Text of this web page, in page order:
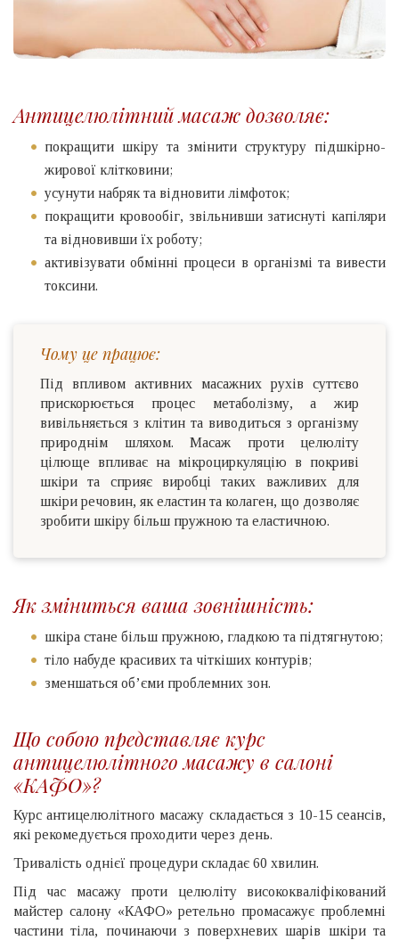
Антицелюлітний масаж дозволяє:
покращити шкіру та змінити структуру підшкірно-
жирової клітковини;
усунути набряк та відновити лімфоток;
покращити кровообіг, звільнивши затиснуті капіляри
та відновивши їх роботу;
активізувати обмінні процеси в організмі та вивести
токсини.
Чому це працює:
Під впливом активних масажних рухів суттєво
прискорюється процес метаболізму, а жир
вивільняється з клітин та виводиться з організму
природнім шляхом. Масаж проти целюліту
цілюще впливає на мікроциркуляцію в покриві
шкіри та сприяє виробці таких важливих для
шкіри речовин, як еластин та колаген, що дозволяє
зробити шкіру більш пружною та еластичною.
Як зміниться ваша зовнішність:
шкіра стане більш пружною, гладкою та підтягнутою;
тіло набуде красивих та чіткіших контурів;
зменшаться об’єми проблемних зон.
Що собою представляє курс
антицелюлітного масажу в салоні
«КАФО»?
Курс антицелюлітного масажу складається з 10-15 сеансів,
які рекомедується проходити через день.
Тривалість однієї процедури складає 60 хвилин.
Під час масажу проти целюліту висококваліфікований
майстер салону «КАФО» ретельно промасажує проблемні
частини тіла, починаючи з поверхневих шарів шкіри та